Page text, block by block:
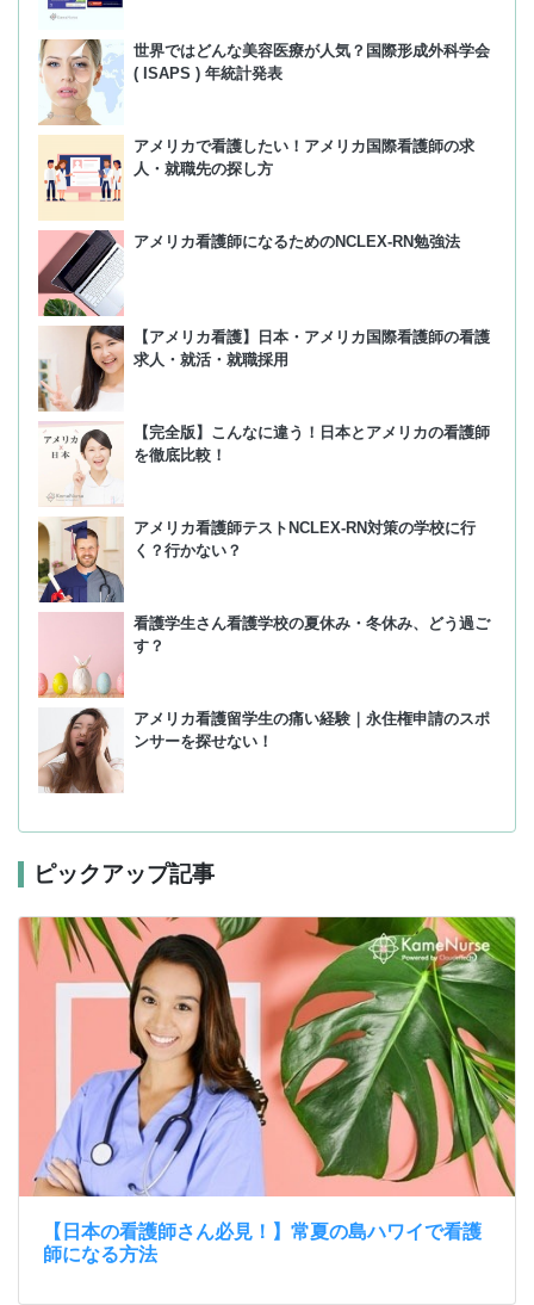
世界ではどんな美容医療が人気？国際形成外科学会
( ISAPS ) 年統計発表
アメリカで看護したい！アメリカ国際看護師の求
人・就職先の探し方
アメリカ看護師になるためのNCLEX-RN勉強法
【アメリカ看護】日本・アメリカ国際看護師の看護
求人・就活・就職採用
【完全版】こんなに違う！日本とアメリカの看護師
を徹底比較！
アメリカ看護師テストNCLEX-RN対策の学校に行
く？行かない？
看護学生さん看護学校の夏休み・冬休み、どう過ご
す？
アメリカ看護留学生の痛い経験｜永住権申請のスポ
ンサーを探せない！
ピックアップ記事
【日本の看護師さん必見！】常夏の島ハワイで看護
師になる方法